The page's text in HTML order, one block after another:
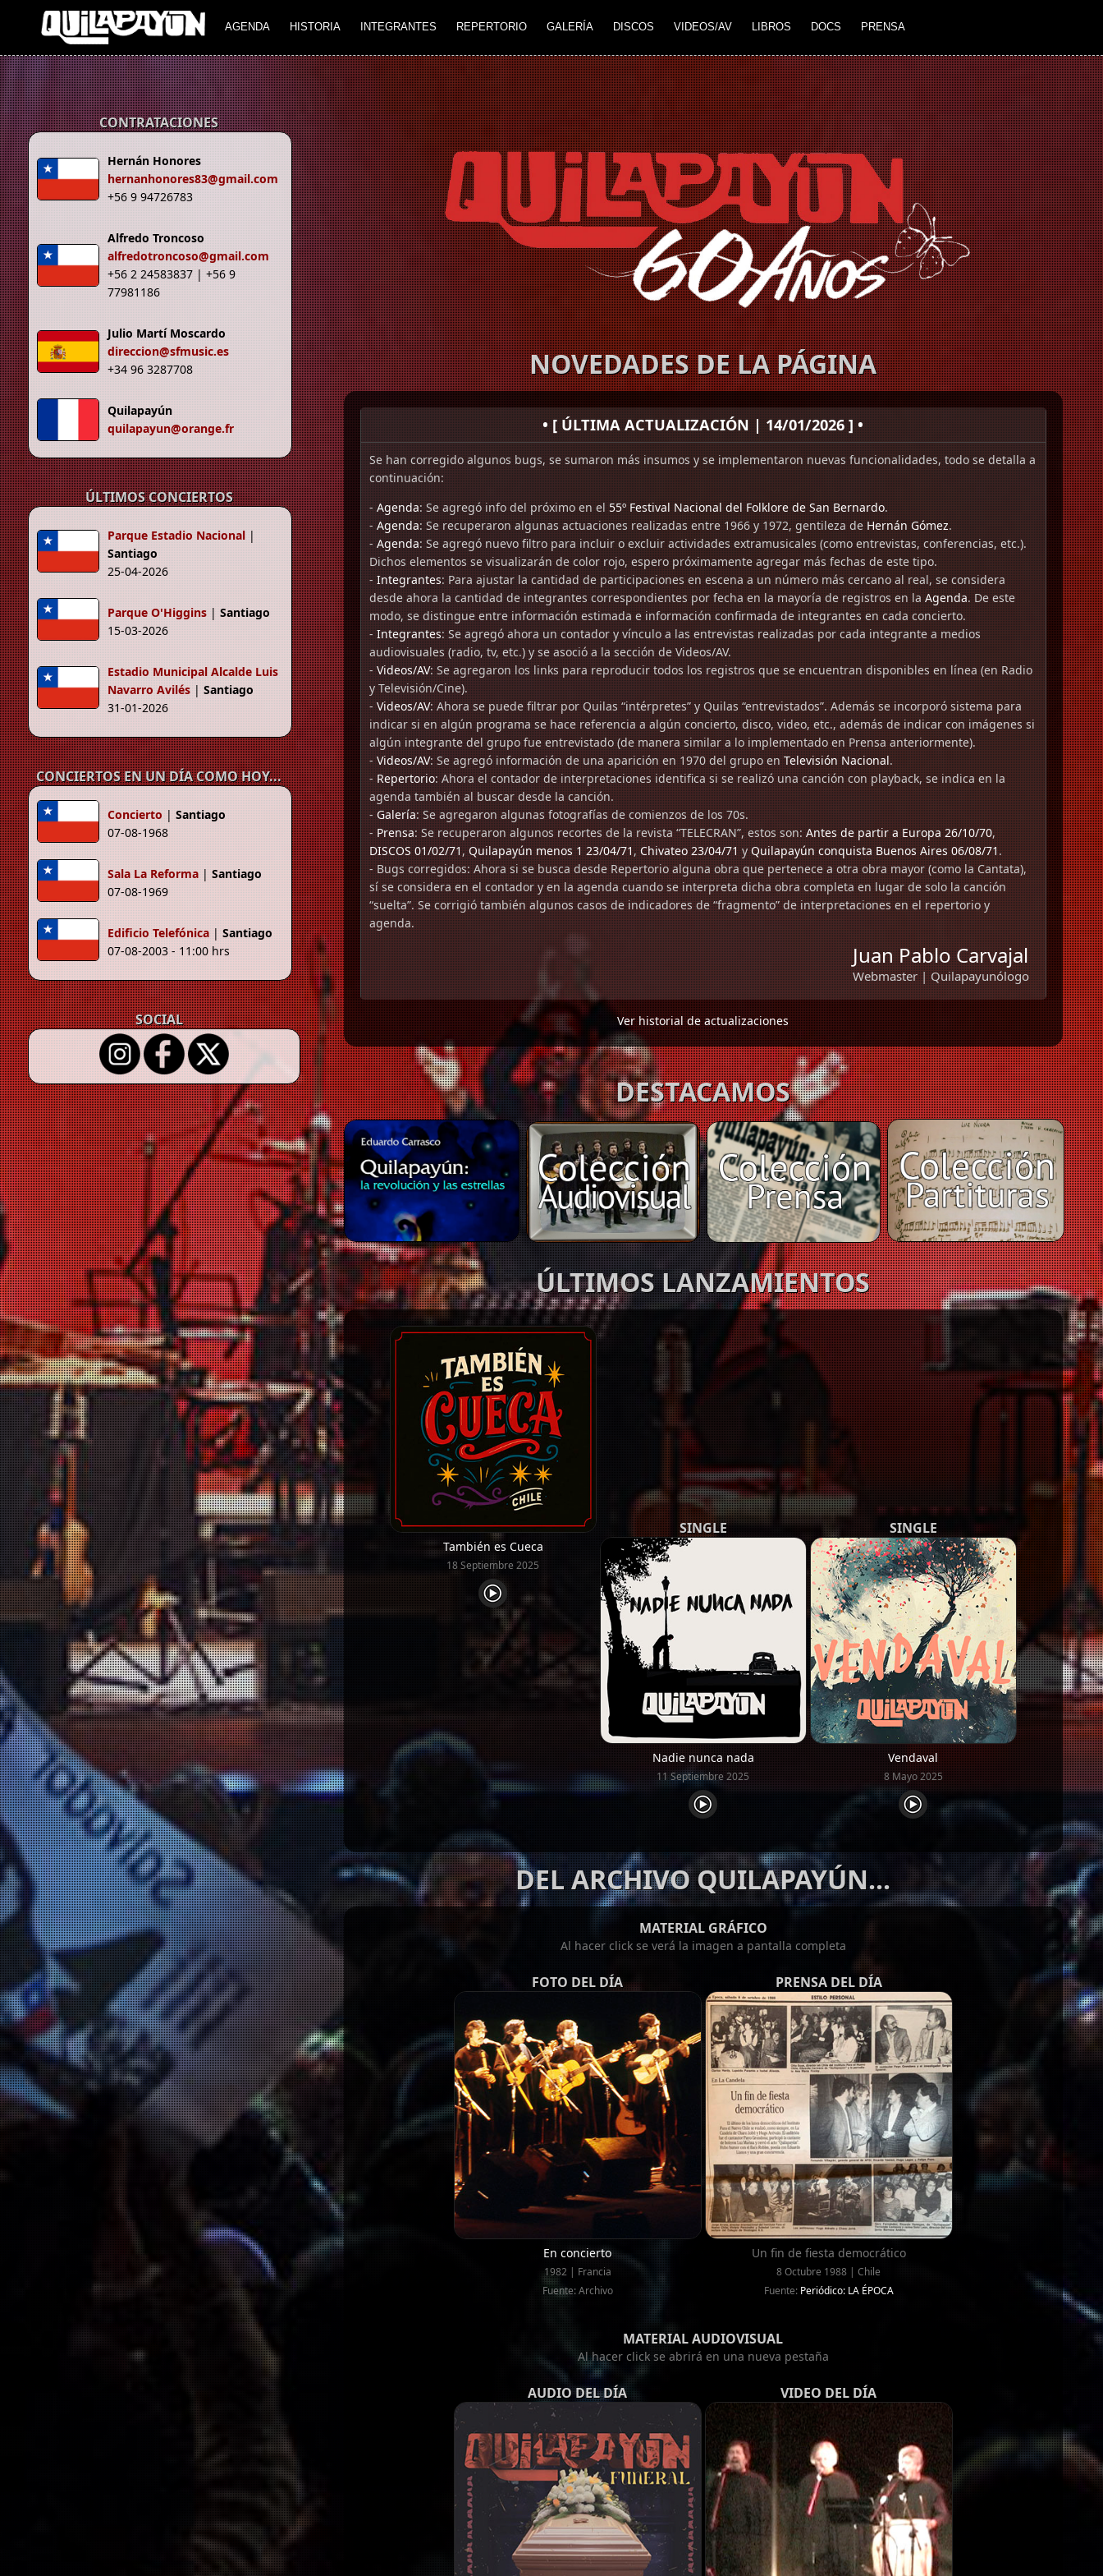
AGENDA HISTORIA INTEGRANTES REPERTORIO GALERÍA DISCOS VIDEOS/AV LIBROS DOCS PRENSA
Imagen 01
Imagen 02
CONTRATACIONES
Hernán Honores
hernanhonores83@gmail.com
+56 9 94726783
Alfredo Troncoso
alfredotroncoso@gmail.com
+56 2 24583837 | +56 9
77981186
Julio Martí Moscardo
direccion@sfmusic.es
+34 96 3287708
Quilapayún
quilapayun@orange.fr
ÚLTIMOS CONCIERTOS
Parque Estadio Nacional |
Santiago
25-04-2026
Parque O'Higgins |Santiago
15-03-2026
Estadio Municipal Alcalde Luis
Navarro Avilés|Santiago
31-01-2026
CONCIERTOS EN UN DÍA COMO HOY...
Concierto|Santiago
07-08-1968
Sala La Reforma|Santiago
07-08-1969
Edificio Telefónica|Santiago
07-08-2003 - 11:00 hrs
SOCIAL
NOVEDADES DE LA PÁGINA
• [ ÚLTIMA ACTUALIZACIÓN | 14/01/2026 ] •
Se han corregido algunos bugs, se sumaron más insumos y se implementaron nuevas funcionalidades, todo se detalla a
continuación:
-Agenda: Se agregó info del próximo en el55º Festival Nacional del Folklore de San Bernardo.
-Agenda: Se recuperaron algunas actuaciones realizadas entre 1966 y 1972, gentileza deHernán Gómez.
-Agenda: Se agregó nuevo filtro para incluir o excluir actividades extramusicales (como entrevistas, conferencias, etc.).
Dichos elementos se visualizarán de color rojo, espero próximamente agregar más fechas de este tipo.
-Integrantes: Para ajustar la cantidad de participaciones en escena a un número más cercano al real, se considera
desde ahora la cantidad de integrantes correspondientes por fecha en la mayoría de registros en laAgenda. De este
modo, se distingue entre información estimada e información confirmada de integrantes en cada concierto.
-Integrantes: Se agregó ahora un contador y vínculo a las entrevistas realizadas por cada integrante a medios
audiovisuales (radio, tv, etc.) y se asoció a la sección de Videos/AV.
-Videos/AV: Se agregaron los links para reproducir todos los registros que se encuentran disponibles en línea (en Radio
y Televisión/Cine).
-Videos/AV: Ahora se puede filtrar por Quilas “intérpretes” y Quilas “entrevistados”. Además se incorporó sistema para
indicar si en algún programa se hace referencia a algún concierto, disco, video, etc., además de indicar con imágenes si
algún integrante del grupo fue entrevistado (de manera similar a lo implementado en Prensa anteriormente).
-Videos/AV: Se agregó información de una aparición en 1970 del grupo enTelevisión Nacional.
-Repertorio: Ahora el contador de interpretaciones identifica si se realizó una canción con playback, se indica en la
agenda también al buscar desde la canción.
-Galería: Se agregaron algunas fotografías de comienzos de los 70s.
-Prensa: Se recuperaron algunos recortes de la revista “TELECRAN”, estos son:Antes de partir a Europa 26/10/70,
DISCOS 01/02/71,Quilapayún menos 1 23/04/71,Chivateo 23/04/71yQuilapayún conquista Buenos Aires 06/08/71.
- Bugs corregidos: Ahora si se busca desde Repertorio alguna obra que pertenece a otra obra mayor (como la Cantata),
sí se considera en el contador y en la agenda cuando se interpreta dicha obra completa en lugar de solo la canción
“suelta”. Se corrigió también algunos casos de indicadores de “fragmento” de interpretaciones en el repertorio y
agenda.
Juan Pablo Carvajal
Webmaster | Quilapayunólogo
Ver historial de actualizaciones
DESTACAMOS
ÚLTIMOS LANZAMIENTOS
También es Cueca
18 Septiembre 2025
SINGLE
Nadie nunca nada
11 Septiembre 2025
SINGLE
Vendaval
8 Mayo 2025
DEL ARCHIVO QUILAPAYÚN...
MATERIAL GRÁFICO
Al hacer click se verá la imagen a pantalla completa
FOTO DEL DÍA
En concierto
1982 | Francia
Fuente: Archivo
PRENSA DEL DÍA
Un fin de fiesta democrático
8 Octubre 1988 | Chile
Fuente: Periódico: LA ÉPOCA
MATERIAL AUDIOVISUAL
Al hacer click se abrirá en una nueva pestaña
AUDIO DEL DÍA VIDEO DEL DÍA